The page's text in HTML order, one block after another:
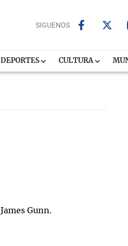
SIGUENOS
DEPORTES CULTURA